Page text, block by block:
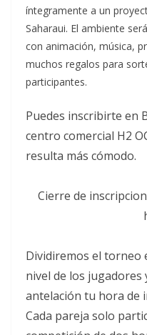
íntegramente a un
Saharaui. El ambiente
con animación, música,
muchos regalos para
participantes.
Puedes inscribirte en
centro comercial H2
resulta más cómodo.
Cierre de
Dividiremos el torneo
nivel de los jugadores
antelación tu hora de
Cada pareja solo